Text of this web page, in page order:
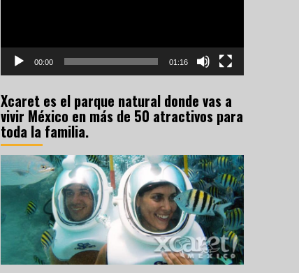
00:00 01:16
Xcaret es el parque natural donde vas a
vivir México en más de 50 atractivos para
toda la familia.